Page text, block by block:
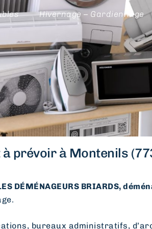
Hivernage – Gardiennage
à prévoir à Montenils
DÉMÉNAGEURS BRIARDS,
bureaux administratifs,